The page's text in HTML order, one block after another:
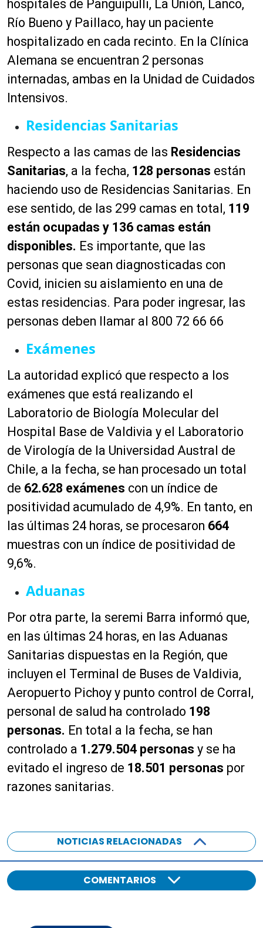
hospitales de Panguipulli, La Unión, Lanco,
Río Bueno y Paillaco, hay un paciente
hospitalizado en cada recinto. En la Clínica
Alemana se encuentran 2 personas
internadas, ambas en la Unidad de Cuidados
Intensivos.
Residencias Sanitarias
Respecto a las camas de las Residencias
Sanitarias, a la fecha, 128 personas están
haciendo uso de Residencias Sanitarias. En
ese sentido, de las 299 camas en total, 119
están ocupadas y 136 camas están
disponibles. Es importante, que las
personas que sean diagnosticadas con
Covid, inicien su aislamiento en una de
estas residencias. Para poder ingresar, las
personas deben llamar al 800 72 66 66
Exámenes
La autoridad explicó que respecto a los
exámenes que está realizando el
Laboratorio de Biología Molecular del
Hospital Base de Valdivia y el Laboratorio
de Virología de la Universidad Austral de
Chile, a la fecha, se han procesado un total
de 62.628 exámenes con un índice de
positividad acumulado de 4,9%. En tanto, en
las últimas 24 horas, se procesaron 664
muestras con un índice de positividad de
9,6%.
Aduanas
Por otra parte, la seremi Barra informó que,
en las últimas 24 horas, en las Aduanas
Sanitarias dispuestas en la Región, que
incluyen el Terminal de Buses de Valdivia,
Aeropuerto Pichoy y punto control de Corral,
personal de salud ha controlado 198
personas. En total a la fecha, se han
controlado a 1.279.504 personas y se ha
evitado el ingreso de 18.501 personas por
razones sanitarias.
NOTICIAS RELACIONADAS
COMENTARIOS